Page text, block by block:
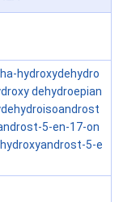
hydroxydehydro
dehydroepian
5-en-17-on
5-e